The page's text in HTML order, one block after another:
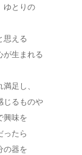
ゆとりの
思える
が生まれる
足し、
じるものや
興味を
ったら
の器を